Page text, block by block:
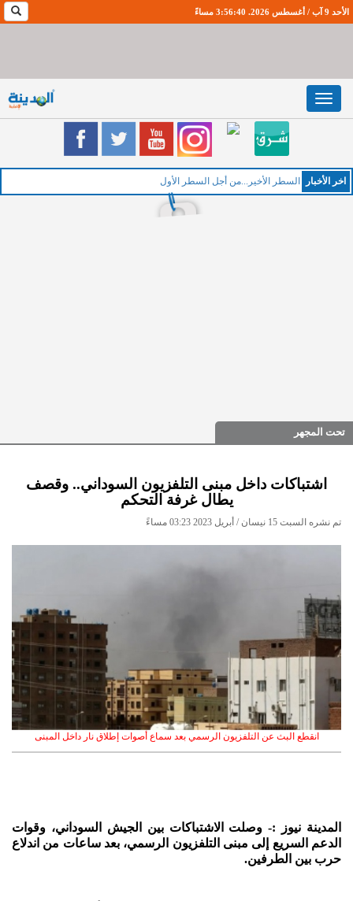
الأحد 9 آب / أغسطس 2026. 3:56:40 مساءً
Toggle
navigation
اخر اﻷخبار الخمي
تحت المجهر
اشتباكات داخل مبنى التلفزيون السوداني.. وقصف
يطال غرفة التحكم
تم نشره السبت 15 نيسان / أبريل 2023 03:23 مساءً
انقطع البث عن التلفزيون الرسمي بعد سماع أصوات إطلاق نار داخل المبنى
المدينة نيوز :- وصلت الاشتباكات بين الجيش السوداني، وقوات
الدعم السريع إلى مبنى التلفزيون الرسمي، بعد ساعات من اندلاع
حرب بين الطرفين.